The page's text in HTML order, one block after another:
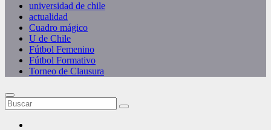
universidad de chile
actualidad
Cuadro mágico
U de Chile
Fútbol Femenino
Fútbol Formativo
Torneo de Clausura